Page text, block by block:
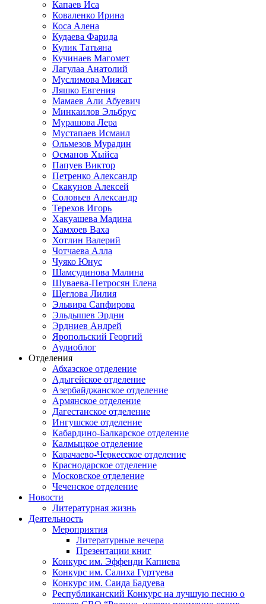
Капаев Иса
Коваленко Ирина
Коса Алена
Кудаева Фарида
Кулик Татьяна
Кучинаев Магомет
Лагулаа Анатолий
Муслимова Миясат
Ляшко Евгения
Мамаев Али Абуевич
Минкаилов Эльбрус
Мурашова Лера
Мустапаев Исмаил
Ольмезов Мурадин
Османов Хыйса
Папуев Виктор
Петренко Александр
Скакунов Алексей
Соловьев Александр
Терехов Игорь
Хакуашева Мадина
Хамхоев Ваха
Хотлин Валерий
Чотчаева Алла
Чуяко Юнус
Шамсудинова Малина
Шуваева-Петросян Елена
Щеглова Лилия
Эльвира Сапфирова
Эльдышев Эрдни
Эрдниев Андрей
Яропольский Георгий
Аудиоблог
Отделения
Абхазское отделение
Адыгейское отделение
Азербайджанское отделение
Армянское отделение
Дагестанское отделение
Ингушское отделение
Кабардино-Балкарское отделение
Калмыцкое отделение
Карачаево-Черкесское отделение
Краснодарское отделение
Московское отделение
Чеченское отделение
Новости
Литературная жизнь
Деятельность
Мероприятия
Литературные вечера
Презентации книг
Конкурс им. Эффенди Капиева
Конкурс им. Салиха Гуртуева
Конкурс им. Саида Бадуева
Республиканский Конкурс на лучшую песню о